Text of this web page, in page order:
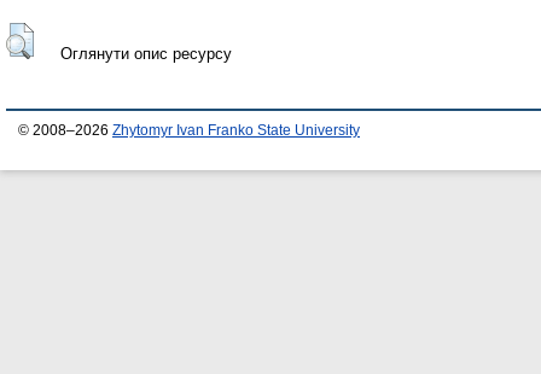
Оглянути опис ресурсу
© 2008–2026 Zhytomyr Ivan Franko State University